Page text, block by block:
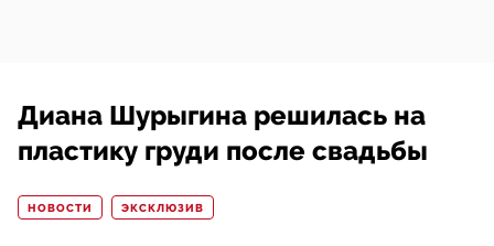
Диана Шурыгина решилась на
пластику груди после свадьбы
НОВОСТИ ЭКСКЛЮЗИВ